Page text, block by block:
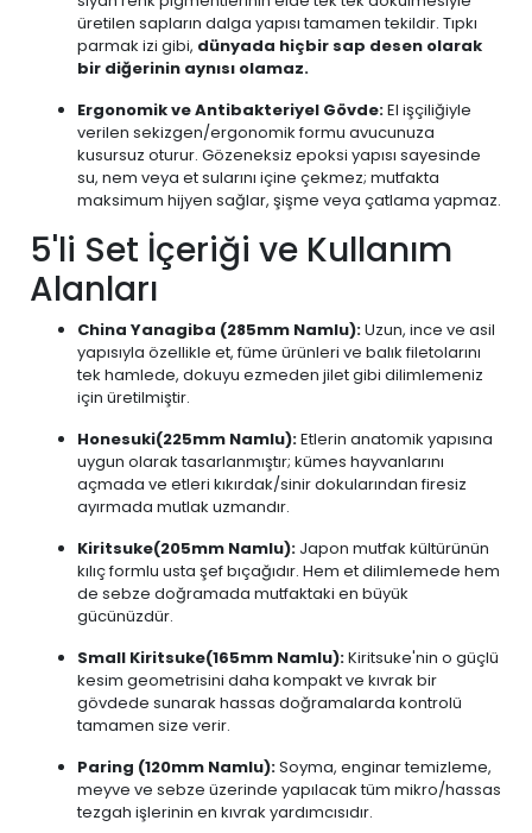
üretilen sapların dalga yapısı tamamen tekildir. Tıpkı
parmak izi gibi, dünyada hiçbir sap desen olarak
bir diğerinin aynısı olamaz.
Ergonomik ve Antibakteriyel Gövde:El işçiliğiyle
verilen sekizgen/ergonomik formu avucunuza
kusursuz oturur. Gözeneksiz epoksi yapısı sayesinde
su, nem veya et sularını içine çekmez; mutfakta
maksimum hijyen sağlar, şişme veya çatlama yapmaz.
5'li Set İçeriği ve Kullanım
Alanları
China Yanagiba (285mm Namlu):Uzun, ince ve asil
yapısıyla özellikle et, füme ürünleri ve balık filetolarını
tek hamlede, dokuyu ezmeden jilet gibi dilimlemeniz
için üretilmiştir.
Honesuki(225mm Namlu):Etlerin anatomik yapısına
uygun olarak tasarlanmıştır; kümes hayvanlarını
açmada ve etleri kıkırdak/sinir dokularından firesiz
ayırmada mutlak uzmandır.
Kiritsuke(205mm Namlu): Japon mutfak kültürünün
kılıç formlu usta şef bıçağıdır. Hem et dilimlemede hem
de sebze doğramada mutfaktaki en büyük
gücünüzdür.
Small Kiritsuke(165mm Namlu):Kiritsuke'nin o güçlü
kesim geometrisini daha kompakt ve kıvrak bir
gövdede sunarak hassas doğramalarda kontrolü
tamamen size verir.
Paring (120mm Namlu):Soyma, enginar temizleme,
meyve ve sebze üzerinde yapılacak tüm mikro/hassas
tezgah işlerinin en kıvrak yardımcısıdır.